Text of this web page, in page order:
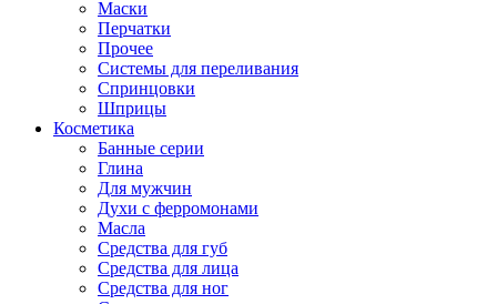
Маски
Перчатки
Прочее
Системы для переливания
Спринцовки
Шприцы
Косметика
Банные серии
Глина
Для мужчин
Духи с ферромонами
Масла
Средства для губ
Средства для лица
Средства для ног